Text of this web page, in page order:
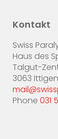
Kontakt
Swiss
Haus des
Talgut-
3063
Phone 031